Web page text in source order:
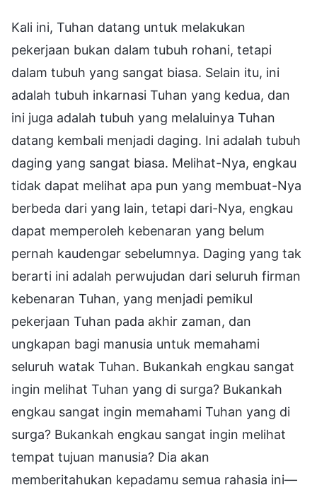
Kali ini, Tuhan datang untuk melakukan
pekerjaan bukan dalam tubuh rohani, tetapi
dalam tubuh yang sangat biasa. Selain itu, ini
adalah tubuh inkarnasi Tuhan yang kedua, dan
ini juga adalah tubuh yang melaluinya Tuhan
datang kembali menjadi daging. Ini adalah tubuh
daging yang sangat biasa. Melihat-Nya, engkau
tidak dapat melihat apa pun yang membuat-Nya
berbeda dari yang lain, tetapi dari-Nya, engkau
dapat memperoleh kebenaran yang belum
pernah kaudengar sebelumnya. Daging yang tak
berarti ini adalah perwujudan dari seluruh firman
kebenaran Tuhan, yang menjadi pemikul
pekerjaan Tuhan pada akhir zaman, dan
ungkapan bagi manusia untuk memahami
seluruh watak Tuhan. Bukankah engkau sangat
ingin melihat Tuhan yang di surga? Bukankah
engkau sangat ingin memahami Tuhan yang di
surga? Bukankah engkau sangat ingin melihat
tempat tujuan manusia? Dia akan
memberitahukan kepadamu semua rahasia ini—